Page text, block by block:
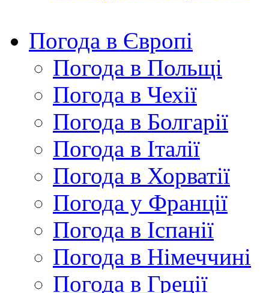
Погода в Європі
Погода в Польщі
Погода в Чехії
Погода в Болгарії
Погода в Італії
Погода в Хорватії
Погода у Франції
Погода в Іспанії
Погода в Німеччині
Погода в Греції